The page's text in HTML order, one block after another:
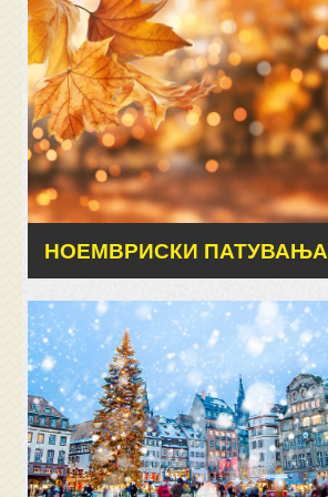
НОЕМВРИСКИ ПАТУВАЊА